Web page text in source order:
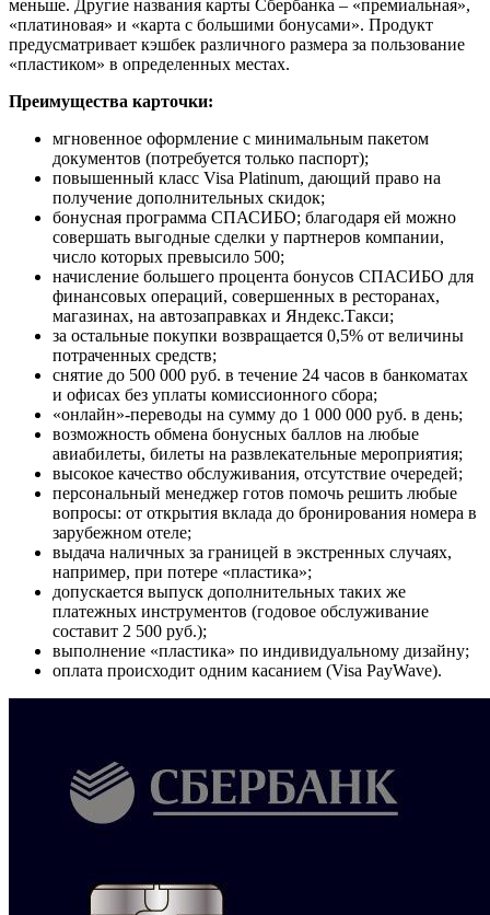
меньше. Другие названия карты Сбербанка – «премиальная»,
«платиновая» и «карта с большими бонусами». Продукт
предусматривает кэшбек различного размера за пользование
«пластиком» в определенных местах.
Преимущества карточки:
мгновенное оформление с минимальным пакетом
документов (потребуется только паспорт);
повышенный класс Visa Platinum, дающий право на
получение дополнительных скидок;
бонусная программа СПАСИБО; благодаря ей можно
совершать выгодные сделки у партнеров компании,
число которых превысило 500;
начисление большего процента бонусов СПАСИБО для
финансовых операций, совершенных в ресторанах,
магазинах, на автозаправках и Яндекс.Такси;
за остальные покупки возвращается 0,5% от величины
потраченных средств;
снятие до 500 000 руб. в течение 24 часов в банкоматах
и офисах без уплаты комиссионного сбора;
«онлайн»-переводы на сумму до 1 000 000 руб. в день;
возможность обмена бонусных баллов на любые
авиабилеты, билеты на развлекательные мероприятия;
высокое качество обслуживания, отсутствие очередей;
персональный менеджер готов помочь решить любые
вопросы: от открытия вклада до бронирования номера в
зарубежном отеле;
выдача наличных за границей в экстренных случаях,
например, при потере «пластика»;
допускается выпуск дополнительных таких же
платежных инструментов (годовое обслуживание
составит 2 500 руб.);
выполнение «пластика» по индивидуальному дизайну;
оплата происходит одним касанием (Visa PayWave).